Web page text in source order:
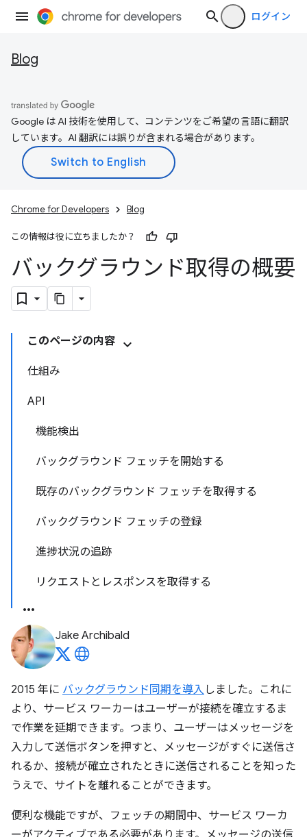
ログイン
Blog
Google は AI 技術を使用して、コンテンツをご希望の言語に翻訳
しています。AI 翻訳には誤りが含まれる場合があります。
Chrome for Developers Blog
この情報は役に立ちましたか？
バックグラウンド取得の概要
このページの内容
仕組み
API
機能検出
バックグラウンド フェッチを開始する
既存のバックグラウンド フェッチを取得する
バックグラウンド フェッチの登録
進捗状況の追跡
リクエストとレスポンスを取得する
Jake Archibald
2015 年に バックグラウンド同期を導入 しました。これに
より、サービス ワーカーはユーザーが接続を確立するま
で作業を延期できます。つまり、ユーザーはメッセージを
入力して送信ボタンを押すと、メッセージがすぐに送信さ
れるか、接続が確立されたときに送信されることを知った
うえで、サイトを離れることができます。
便利な機能ですが、フェッチの期間中、サービス ワーカ